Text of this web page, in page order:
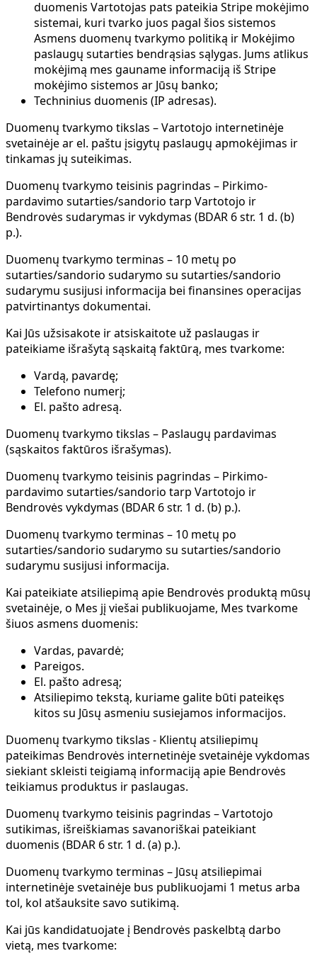
duomenis Vartotojas pats pateikia Stripe mokėjimo
sistemai, kuri tvarko juos pagal šios sistemos
Asmens duomenų tvarkymo politiką ir Mokėjimo
paslaugų sutarties bendrąsias sąlygas. Jums atlikus
mokėjimą mes gauname informaciją iš Stripe
mokėjimo sistemos ar Jūsų banko;
Techninius duomenis (IP adresas).
Duomenų tvarkymo tikslas – Vartotojo internetinėje
svetainėje ar el. paštu įsigytų paslaugų apmokėjimas ir
tinkamas jų suteikimas.
Duomenų tvarkymo teisinis pagrindas – Pirkimo-
pardavimo sutarties/sandorio tarp Vartotojo ir
Bendrovės sudarymas ir vykdymas (BDAR 6 str. 1 d. (b)
p.).
Duomenų tvarkymo terminas – 10 metų po
sutarties/sandorio sudarymo su sutarties/sandorio
sudarymu susijusi informacija bei finansines operacijas
patvirtinantys dokumentai.
Kai Jūs užsisakote ir atsiskaitote už paslaugas ir
pateikiame išrašytą sąskaitą faktūrą, mes tvarkome:
Vardą, pavardę;
Telefono numerį;
El. pašto adresą.
Duomenų tvarkymo tikslas – Paslaugų pardavimas
(sąskaitos faktūros išrašymas).
Duomenų tvarkymo teisinis pagrindas – Pirkimo-
pardavimo sutarties/sandorio tarp Vartotojo ir
Bendrovės vykdymas (BDAR 6 str. 1 d. (b) p.).
Duomenų tvarkymo terminas – 10 metų po
sutarties/sandorio sudarymo su sutarties/sandorio
sudarymu susijusi informacija.
Kai pateikiate atsiliepimą apie Bendrovės produktą mūsų
svetainėje, o Mes jį viešai publikuojame, Mes tvarkome
šiuos asmens duomenis:
Vardas, pavardė;
Pareigos.
El. pašto adresą;
Atsiliepimo tekstą, kuriame galite būti pateikęs
kitos su Jūsų asmeniu susiejamos informacijos.
Duomenų tvarkymo tikslas - Klientų atsiliepimų
pateikimas Bendrovės internetinėje svetainėje vykdomas
siekiant skleisti teigiamą informaciją apie Bendrovės
teikiamus produktus ir paslaugas.
Duomenų tvarkymo teisinis pagrindas – Vartotojo
sutikimas, išreiškiamas savanoriškai pateikiant
duomenis (BDAR 6 str. 1 d. (a) p.).
Duomenų tvarkymo terminas – Jūsų atsiliepimai
internetinėje svetainėje bus publikuojami 1 metus arba
tol, kol atšauksite savo sutikimą.
Kai jūs kandidatuojate į Bendrovės paskelbtą darbo
vietą, mes tvarkome: